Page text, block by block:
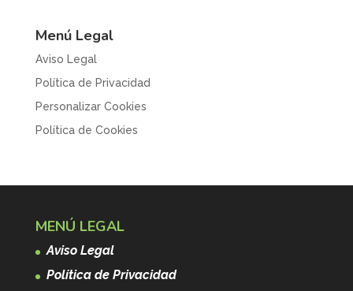
Menú Legal
Aviso Legal
Política de Privacidad
Personalizar Cookies
Política de Cookies
MENÚ LEGAL
Aviso Legal
Política de Privacidad